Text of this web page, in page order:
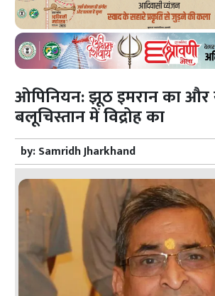
ओपिनियन: झूठ इमरान का
बलूचिस्तान में विद्रोह का
by:Samridh Jharkhand